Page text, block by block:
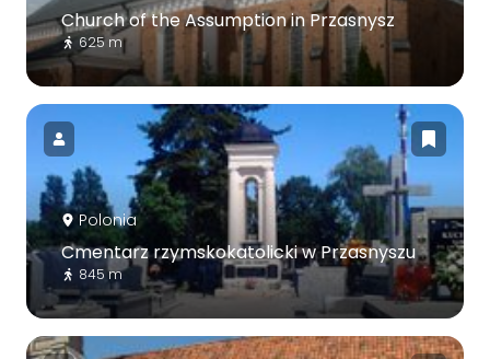
Church of the Assumption in Przasnysz
625 m
Polonia
Cmentarz rzymskokatolicki w Przasnyszu
845 m